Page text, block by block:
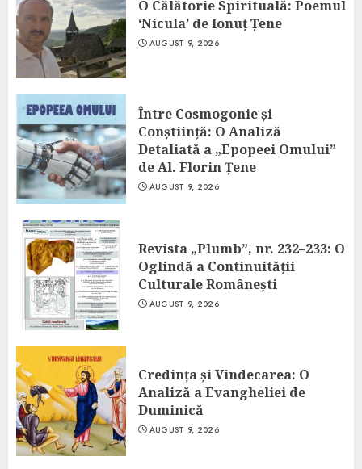
O Călătorie Spirituală: Poemul
‘Nicula’ de Ionuț Țene
AUGUST 9, 2026
Între Cosmogonie și
Conștiință: O Analiză
Detaliată a „Epopeei Omului”
de Al. Florin Țene
AUGUST 9, 2026
Revista „Plumb”, nr. 232–233: O
Oglindă a Continuității
Culturale Românești
AUGUST 9, 2026
Credința și Vindecarea: O
Analiză a Evangheliei de
Duminică
AUGUST 9, 2026